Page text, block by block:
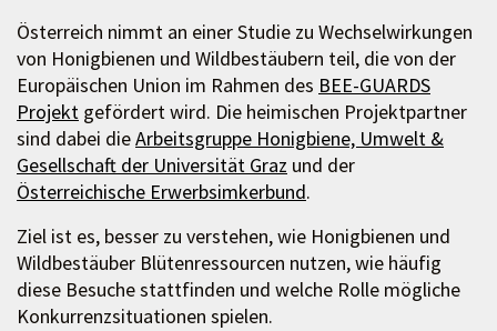
Österreich nimmt an einer Studie zu Wechselwirkungen
von Honigbienen und Wildbestäubern teil, die von der
Europäischen Union im Rahmen des BEE-GUARDS
Projekt gefördert wird. Die heimischen Projektpartner
sind dabei dieArbeitsgruppe Honigbiene, Umwelt &
Gesellschaft der Universität Graz und der
Österreichische Erwerbsimkerbund.
Ziel ist es, besser zu verstehen, wie Honigbienen und
Wildbestäuber Blütenressourcen nutzen, wie häufig
diese Besuche stattfinden und welche Rolle mögliche
Konkurrenzsituationen spielen.